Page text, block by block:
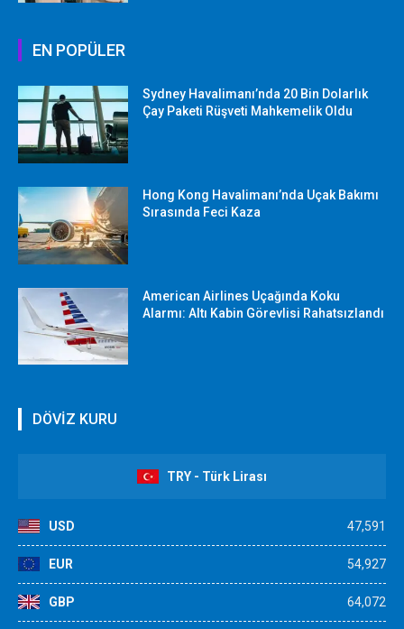
EN POPÜLER
Sydney Havalimanı’nda 20 Bin Dolarlık
Çay Paketi Rüşveti Mahkemelik Oldu
Hong Kong Havalimanı’nda Uçak Bakımı
Sırasında Feci Kaza
American Airlines Uçağında Koku
Alarmı: Altı Kabin Görevlisi Rahatsızlandı
DÖVİZ KURU
TRY - Türk Lirası
USD 47,591
EUR 54,927
GBP 64,072